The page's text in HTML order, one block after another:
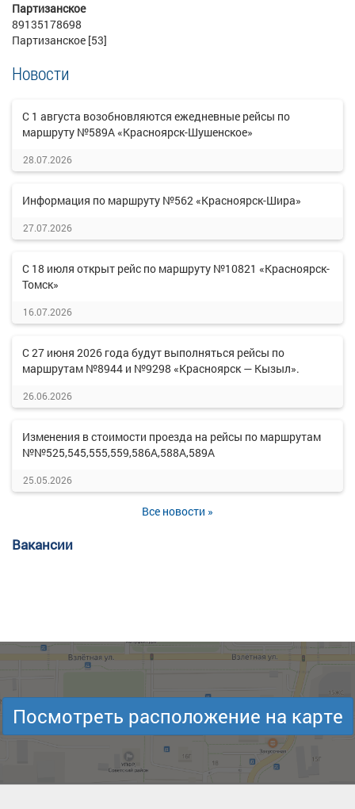
Партизанское
89135178698
Партизанское [53]
Новости
С 1 августа возобновляются ежедневные рейсы по
маршруту №589А «Красноярск-Шушенское»
28.07.2026
Информация по маршруту №562 «Красноярск-Шира»
27.07.2026
С 18 июля открыт рейс по маршруту №10821 «Красноярск-
Томск»
16.07.2026
С 27 июня 2026 года будут выполняться рейсы по
маршрутам №8944 и №9298 «Красноярск — Кызыл».
26.06.2026
Изменения в стоимости проезда на рейсы по маршрутам
№№525,545,555,559,586А,588А,589А
25.05.2026
Все новости »
Вакансии
Посмотреть расположение на карте